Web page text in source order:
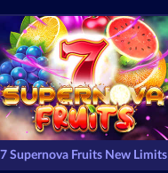
7 Supernova Fruits New Limits